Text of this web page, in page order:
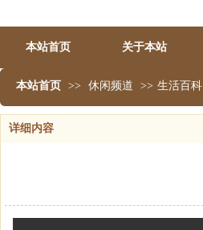
本站首页 关于本站
本站首页 >> 休闲频道 >> 生活百科
详细内容